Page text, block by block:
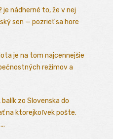
je nádherné to, že v nej
sen — pozrieť sa hore
je na tom najcennejšie
režimov a
balík zo Slovenska do
na ktorejkoľvek pošte.